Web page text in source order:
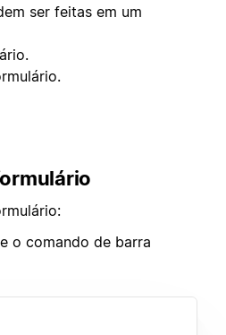
ser feitas em um
o comando de barra